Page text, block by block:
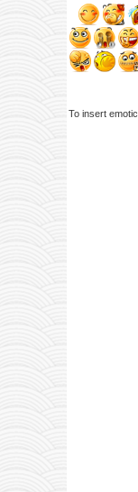
To insert